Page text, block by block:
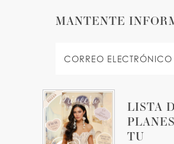
LISTA
TU
MANTENTE